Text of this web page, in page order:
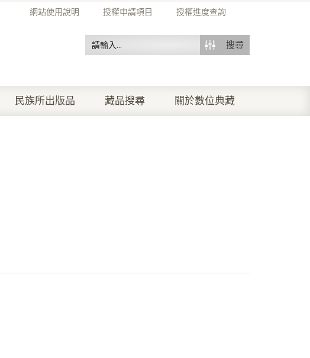
網站使用說明 授權申請項目 授權進度查詢
搜尋
民族所出版品 藏品搜尋 關於數位典藏